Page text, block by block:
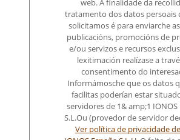
web. A finalidade da
tratamento dos datos persoais
solicitamos é para enviarche
publicacións, promocións de
e/ou servizos e recursos
lexitimación realízase a
consentimento do
Informámosche que os datos
facilitas poderían estar
servidores de 1& amp;1 IONOS
S.L.Ou (provedor de servidor
Ver política de privacidade